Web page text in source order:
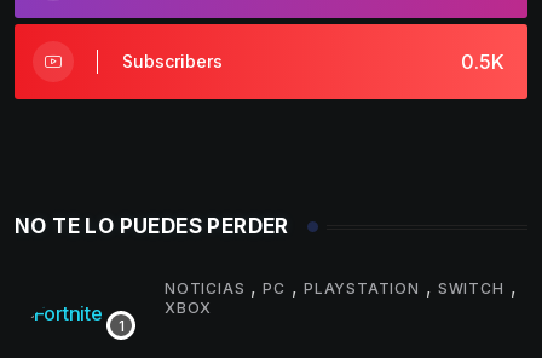
0.5K
Subscribers
NO TE LO PUEDES PERDER
NOTICIAS ,PC ,PLAYSTATION , SWITCH ,
XBOX